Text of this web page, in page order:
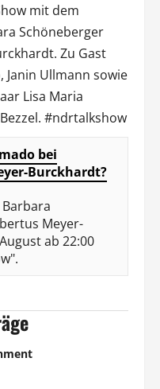
mit dem
Schöneberger
Zu Gast
, Janin Ullmann sowie
Lisa Maria
#ndrtalkshow
bei
Burckhardt?
Meyer-
ab 22:00